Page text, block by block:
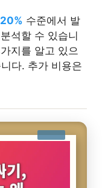
수준에서 발
석할 수 있습니
지를 알고 있으
다. 추가 비용은